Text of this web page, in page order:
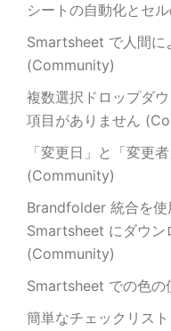
シートの自動化とセ
Smartsheet で人間に
(Community)
複数選択ドロップダ
項目がありません
「変更日」と「変更
(Community)
Brandfolder 統合を使
Smartsheet にダウン
(Community)
Smartsheet での色の
簡単なチェックリス